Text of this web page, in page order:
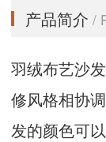
产品简介/
羽绒布艺沙
修风格相协
发的颜色可